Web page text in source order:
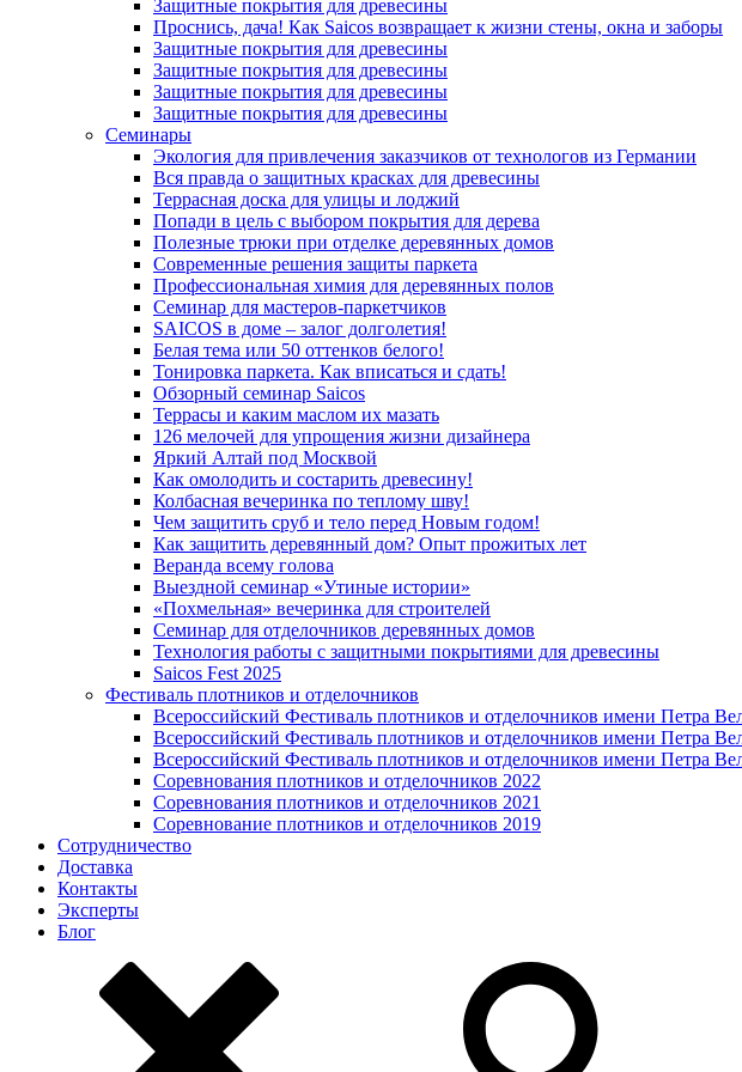
Защитные покрытия для древесины
Проснись, дача! Как Saicos возвращает к жизни стены, окна и заборы
Защитные покрытия для древесины
Защитные покрытия для древесины
Защитные покрытия для древесины
Защитные покрытия для древесины
Семинары
Экология для привлечения заказчиков от технологов из Германии
Вся правда о защитных красках для древесины
Террасная доска для улицы и лоджий
Попади в цель с выбором покрытия для дерева
Полезные трюки при отделке деревянных домов
Современные решения защиты паркета
Профессиональная химия для деревянных полов
Семинар для мастеров-паркетчиков
SAICOS в доме – залог долголетия!
Белая тема или 50 оттенков белого!
Тонировка паркета. Как вписаться и сдать!
Обзорный семинар Saicos
Террасы и каким маслом их мазать
126 мелочей для упрощения жизни дизайнера
Яркий Алтай под Москвой
Как омолодить и состарить древесину!
Колбасная вечеринка по теплому шву!
Чем защитить сруб и тело перед Новым годом!
Как защитить деревянный дом? Опыт прожитых лет
Веранда всему голова
Выездной семинар «Утиные истории»
«Похмельная» вечеринка для строителей
Семинар для отделочников деревянных домов
Технология работы с защитными покрытиями для древесины
Saicos Fest 2025
Фестиваль плотников и отделочников
Всероссийский Фестиваль плотников и отделочников имени Петра
Всероссийский Фестиваль плотников и отделочников имени Петра
Всероссийский Фестиваль плотников и отделочников имени Петра
Соревнования плотников и отделочников 2022
Соревнования плотников и отделочников 2021
Соревнование плотников и отделочников 2019
Сотрудничество
Доставка
Контакты
Эксперты
Блог